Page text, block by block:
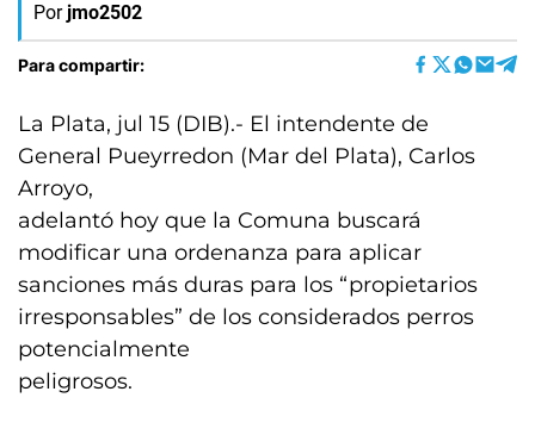
Por jmo2502
Para compartir:
La Plata, jul 15 (DIB).- El intendente de
General Pueyrredon (Mar del Plata), Carlos
Arroyo,
adelantó hoy que la Comuna buscará
modificar una ordenanza para aplicar
sanciones más duras para los “propietarios
irresponsables” de los considerados perros
potencialmente
peligrosos.